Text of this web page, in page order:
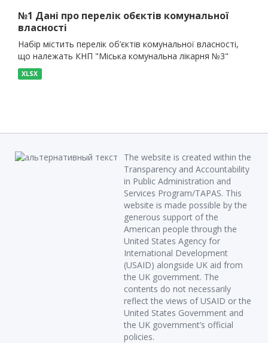
№1 Дані про перелік обєктів комунальної
власності
Набір містить перелік об’єктів комунальної власності,
що належать КНП "Міська комунальна лікарня №3"
XLSX
The website is created within the
Transparency and Accountability
in Public Administration and
Services Program/TAPAS. This
website is made possible by the
generous support of the
American people through the
United States Agency for
International Development
(USAID) alongside UK aid from
the UK government. The
contents do not necessarily
reflect the views of USAID or the
United States Government and
the UK government’s official
policies.